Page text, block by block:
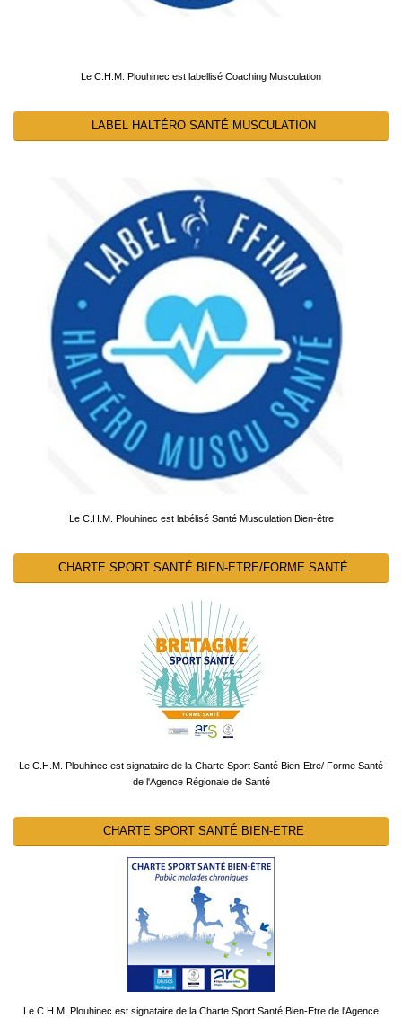
Le C.H.M. Plouhinec est labellisé Coaching Musculation
LABEL HALTÉRO SANTÉ MUSCULATION
Le C.H.M. Plouhinec est labélisé Santé Musculation Bien-être
CHARTE SPORT SANTÉ BIEN-ETRE/FORME SANTÉ
Le C.H.M. Plouhinec est signataire de la Charte Sport Santé Bien-Etre/ Forme Santé
de l'Agence Régionale de Santé
CHARTE SPORT SANTÉ BIEN-ETRE
Le C.H.M. Plouhinec est signataire de la Charte Sport Santé Bien-Etre de l'Agence